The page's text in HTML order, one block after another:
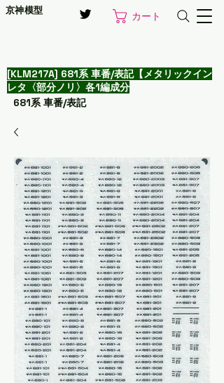
京神模型 カート
[KLM217A] 681系 車番/表記【メタリックイン
レタ〈部分ノリ〉各1編成分
681系 車番/表記